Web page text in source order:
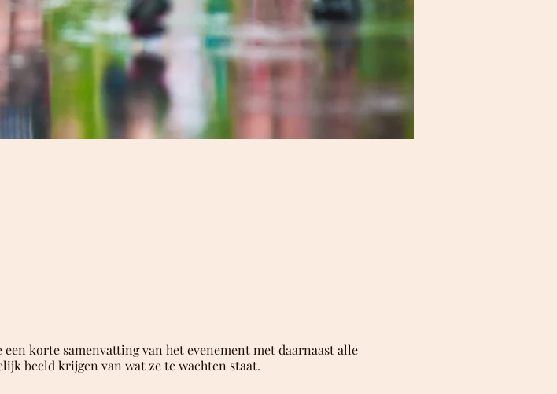
korte samenvatting van het evenement met daarnaast alle
beeld krijgen van wat ze te wachten staat.